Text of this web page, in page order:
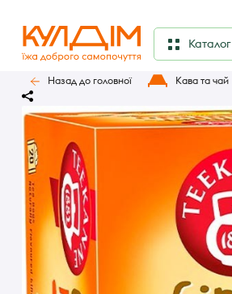
Каталог
Назад до головної Кава та чай